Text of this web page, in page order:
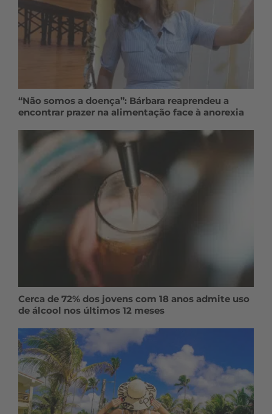
“Não somos a doença”: Bárbara reaprendeu a
encontrar prazer na alimentação face à anorexia
Cerca de 72% dos jovens com 18 anos admite uso
de álcool nos últimos 12 meses